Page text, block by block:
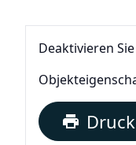
Deaktivieren
print